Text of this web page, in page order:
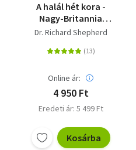
A halál hét kora -
Nagy-Britannia
leghíresebb
kórboncnoka feltárja
Dr. Richard Shepherd
Online ár:
4 950 Ft
Eredeti ár: 5 499 Ft
Kosárba